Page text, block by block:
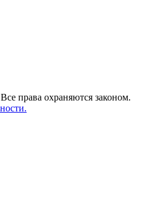
права охраняются законом.